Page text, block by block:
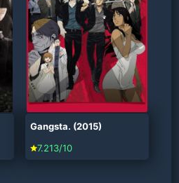
Gangsta. (2015)
7.213/10